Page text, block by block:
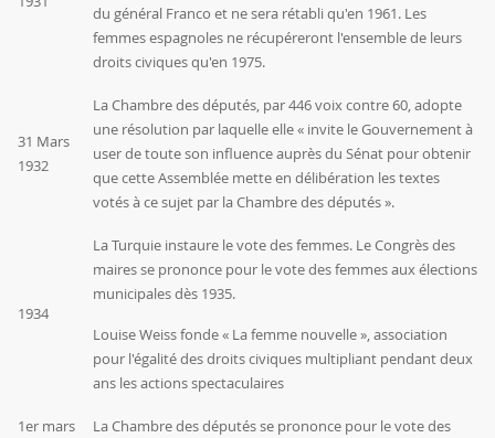
du général Franco et ne sera rétabli qu'en 1961. Les
femmes espagnoles ne récupéreront l'ensemble de leurs
droits civiques qu'en 1975.
31 Mars
1932
La Chambre des députés, par 446 voix contre 60, adopte
une résolution par laquelle elle « invite le Gouvernement à
user de toute son influence auprès du Sénat pour obtenir
que cette Assemblée mette en délibération les textes
votés à ce sujet par la Chambre des députés ».
1934
La Turquie instaure le vote des femmes. Le Congrès des
maires se prononce pour le vote des femmes aux élections
municipales dès 1935.
Louise Weiss fonde « La femme nouvelle », association
pour l'égalité des droits civiques multipliant pendant deux
ans les actions spectaculaires
1er mars
La Chambre des députés se prononce pour le vote des